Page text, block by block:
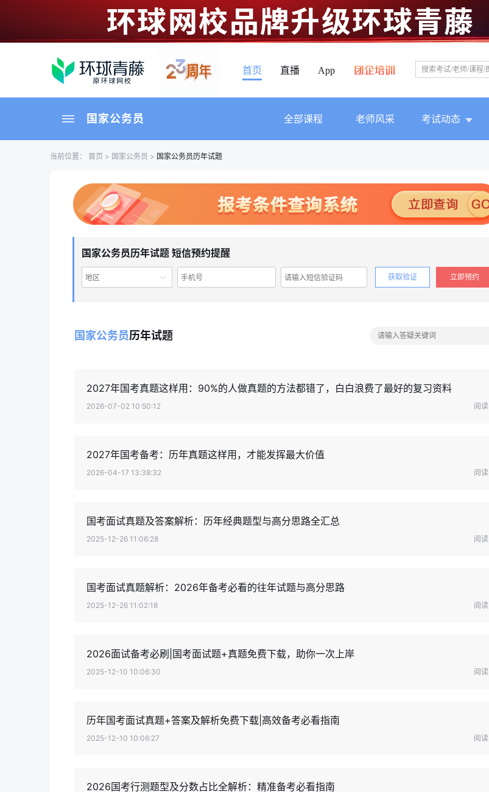
首页 直播 App
国家公务员 全部课程 老师风采 考试动态
当前位置： 首页 > 国家公务员 > 国家公务员历年试题
国家公务员历年试题 短信预约提醒
地区 获取验证 立即预约
国家公务员历年试题
2027年国考真题这样用：90%的人做真题的方法都错了，白白浪费了最好的复习资料
2026-07-02 10:50:12 阅读
2027年国考备考：历年真题这样用，才能发挥最大价值
2026-04-17 13:38:32 阅读
国考面试真题及答案解析：历年经典题型与高分思路全汇总
2025-12-26 11:06:28 阅读
国考面试真题解析：2026年备考必看的往年试题与高分思路
2025-12-26 11:02:18 阅读
2026面试备考必刷|国考面试题+真题免费下载，助你一次上岸
2025-12-10 10:06:30 阅读
历年国考面试真题+答案及解析免费下载|高效备考必看指南
2025-12-10 10:06:27 阅读
2026国考行测题型及分数占比全解析：精准备考必看指南